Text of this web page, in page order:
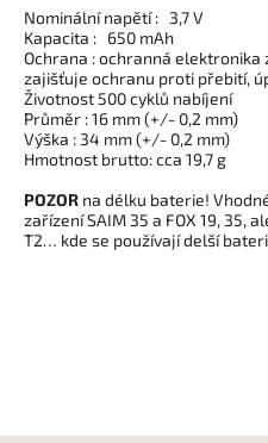
Nominální napětí : 3,7 V
Kapacita : 650 mAh
Ochrana : ochranná elektronika
zajišťuje ochranu proti přebití,
Životnost 500 cyklů nabíjení
Průměr : 16 mm (+/- 0,2 mm)
Výška : 34 mm (+/- 0,2 mm)
Hmotnost brutto: cca 19,7 g
POZOR na délku baterie!
zařízení SAIM 35 a FOX 19, 35,
T2… kde se používají delší